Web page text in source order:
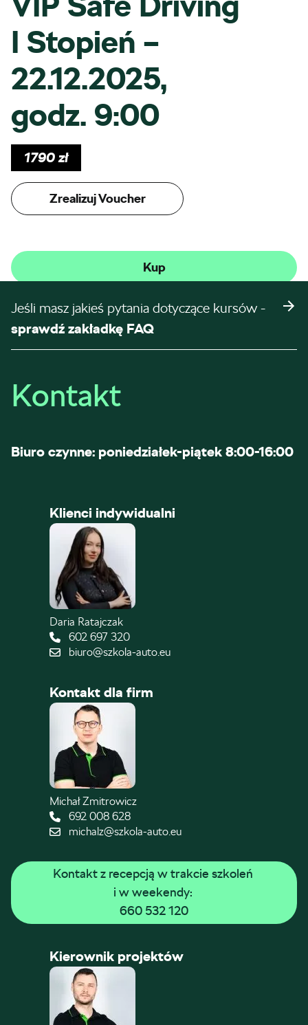
I Stopień –
22.12.2025,
godz. 9:00
1790zł
Zrealizuj Voucher
Kup
Jeśli masz jakieś pytania dotyczące kursów -
sprawdź zakładkę FAQ
Kontakt
Biuro czynne: poniedziałek-piątek 8:00-16:00
Klienci indywidualni
Daria Ratajczak
602 697 320
biuro@szkola-auto.eu
Kontakt dla firm
Michał Zmitrowicz
692 008 628
michalz@szkola-auto.eu
Kontakt z recepcją w trakcie szkoleń
i w weekendy:
660 532 120
Kierownik projektów